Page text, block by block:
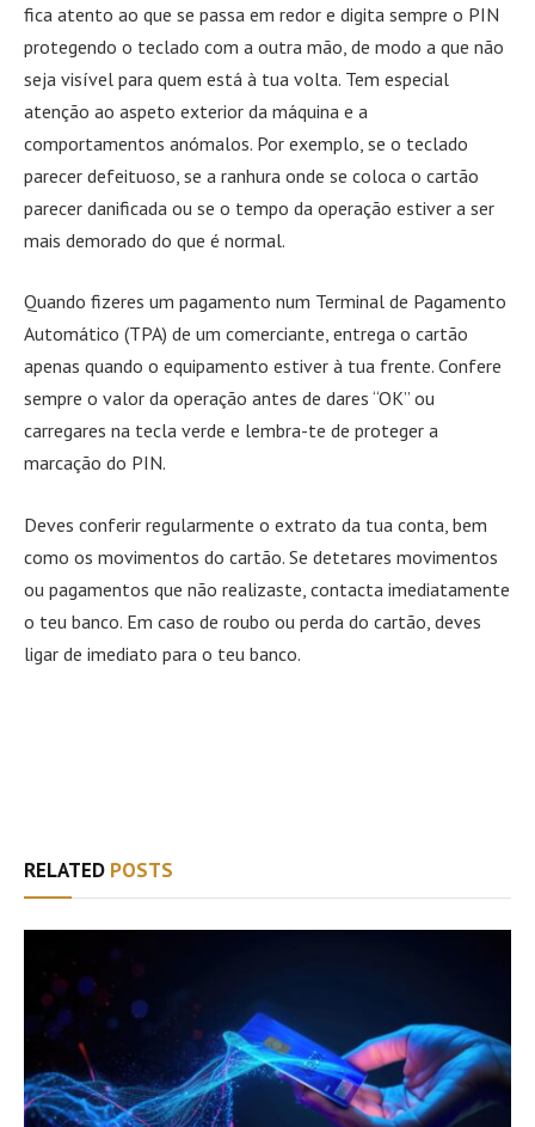
fica atento ao que se passa em redor e digita sempre o PIN
protegendo o teclado com a outra mão, de modo a que não
seja visível para quem está à tua volta. Tem especial
atenção ao aspeto exterior da máquina e a
comportamentos anómalos. Por exemplo, se o teclado
parecer defeituoso, se a ranhura onde se coloca o cartão
parecer danificada ou se o tempo da operação estiver a ser
mais demorado do que é normal.
Quando fizeres um pagamento num Terminal de Pagamento
Automático (TPA) de um comerciante, entrega o cartão
apenas quando o equipamento estiver à tua frente. Confere
sempre o valor da operação antes de dares “OK” ou
carregares na tecla verde e lembra-te de proteger a
marcação do PIN.
Deves conferir regularmente o extrato da tua conta, bem
como os movimentos do cartão. Se detetares movimentos
ou pagamentos que não realizaste, contacta imediatamente
o teu banco. Em caso de roubo ou perda do cartão, deves
ligar de imediato para o teu banco.
RELATED POSTS